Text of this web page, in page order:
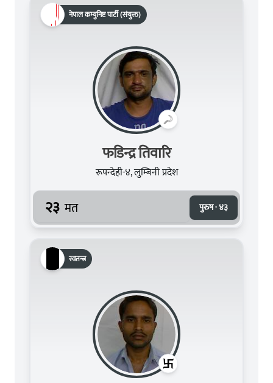
नेपाल कम्युनिष्ट पार्टी (संयुक्त)
फडिन्द्र तिवारि
रूपन्देही-४, लुम्बिनी प्रदेश
२३ मत पुरुष · ४३
स्वतन्त्र